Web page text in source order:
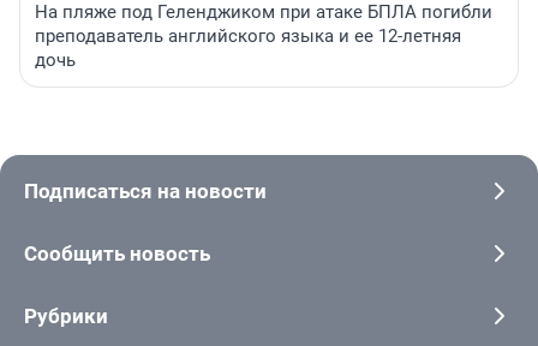
На пляже под Геленджиком при атаке БПЛА погибли
преподаватель английского языка и ее 12-летняя
дочь
Подписаться на новости
Сообщить новость
Рубрики